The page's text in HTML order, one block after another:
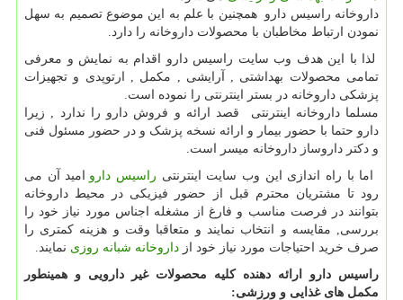
داروخانه راسیس دارو همچنین با علم به این موضوع تصمیم به سهل
نمودن ارتباط مخاطبان با محصولات داروخانه را دارد.
لذا با این هدف وب سایت راسیس دارو اقدام به نمایش و معرفی
تمامی محصولات بهداشتی , آرایشی , مکمل , ارتوپدی و تجهیزات
پزشکی داروخانه در بستر اینترنتی را نموده است.
مسلما داروخانه اینترنتی قصد ارائه و فروش دارو را ندارد , زیرا
دارو حتما با حضور بیمار و ارائه نسخه پزشک و در حضور مسئول فنی
و دکتر داروساز داروخانه میسر است.
اما با راه اندازی این وب سایت اینترنتی راسیس دارو امید آن می
رود تا مشتریان محترم قبل از حضور فیزیکی در محیط داروخانه
بتوانند در فرصت مناسب و فارغ از مشغله اجناس مورد نیاز خود را
بررسی, مقایسه و انتخاب نمایند و متعاقبا وقت و هزینه کمتری را
صرف خرید احتیاجات مورد نیاز خود از داروخانه شبانه روزی نمایند.
راسیس دارو ارائه دهنده کلیه محصولات غیر دارویی و همینطور
مکمل های غذایی و ورزشی: